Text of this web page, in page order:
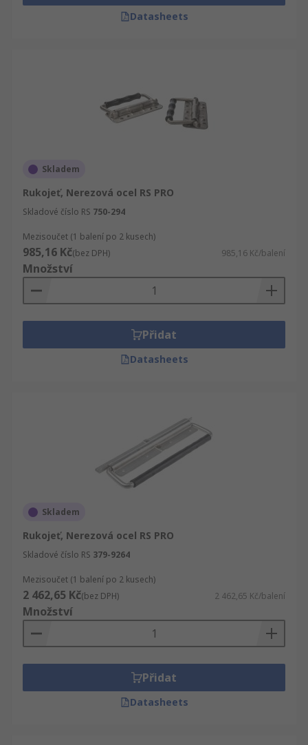
Datasheets
Skladem
Rukojeť, Nerezová ocel RS PRO
Skladové číslo RS 750-294
Mezisoučet (1 balení po 2 kusech)
985,16 Kč(bez DPH) 985,16 Kč/balení
Množství
Přidat
Datasheets
Skladem
Rukojeť, Nerezová ocel RS PRO
Skladové číslo RS 379-9264
Mezisoučet (1 balení po 2 kusech)
2 462,65 Kč(bez DPH) 2 462,65 Kč/balení
Množství
Přidat
Datasheets